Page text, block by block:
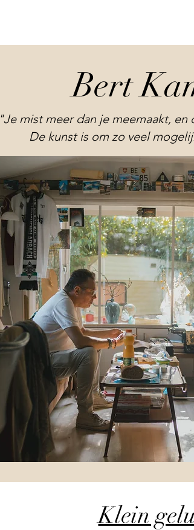
Bert
"Je mist meer dan je meemaakt, en
De kunst is om zo veel
Klein